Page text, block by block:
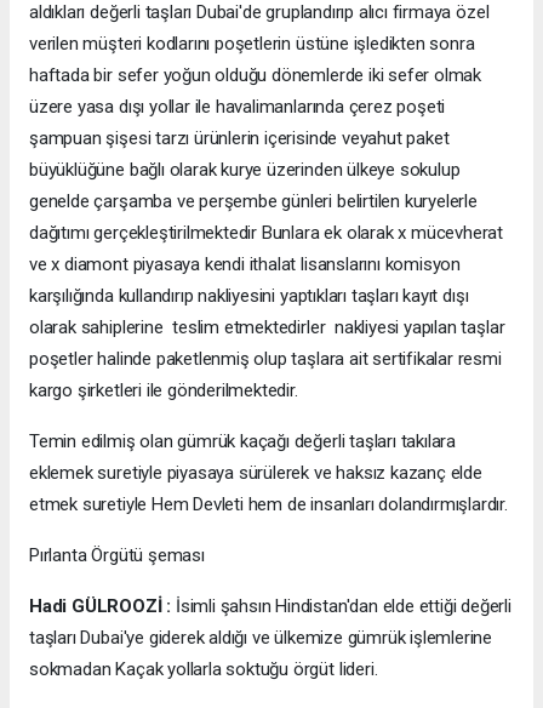
aldıkları değerli taşları Dubai'de gruplandırıp alıcı firmaya özel
verilen müşteri kodlarını poşetlerin üstüne işledikten sonra
haftada bir sefer yoğun olduğu dönemlerde iki sefer olmak
üzere yasa dışı yollar ile havalimanlarında çerez poşeti
şampuan şişesi tarzı ürünlerin içerisinde veyahut paket
büyüklüğüne bağlı olarak kurye üzerinden ülkeye sokulup
genelde çarşamba ve perşembe günleri belirtilen kuryelerle
dağıtımı gerçekleştirilmektedir Bunlara ek olarak x mücevherat
ve x diamont piyasaya kendi ithalat lisanslarını komisyon
karşılığında kullandırıp nakliyesini yaptıkları taşları kayıt dışı
olarak sahiplerine teslim etmektedirler nakliyesi yapılan taşlar
poşetler halinde paketlenmiş olup taşlara ait sertifikalar resmi
kargo şirketleri ile gönderilmektedir.
Temin edilmiş olan gümrük kaçağı değerli taşları takılara
eklemek suretiyle piyasaya sürülerek ve haksız kazanç elde
etmek suretiyle Hem Devleti hem de insanları dolandırmışlardır.
Pırlanta Örgütü şeması
Hadi GÜLROOZİ : İsimli şahsın Hindistan'dan elde ettiği değerli
taşları Dubai'ye giderek aldığı ve ülkemize gümrük işlemlerine
sokmadan Kaçak yollarla soktuğu örgüt lideri.